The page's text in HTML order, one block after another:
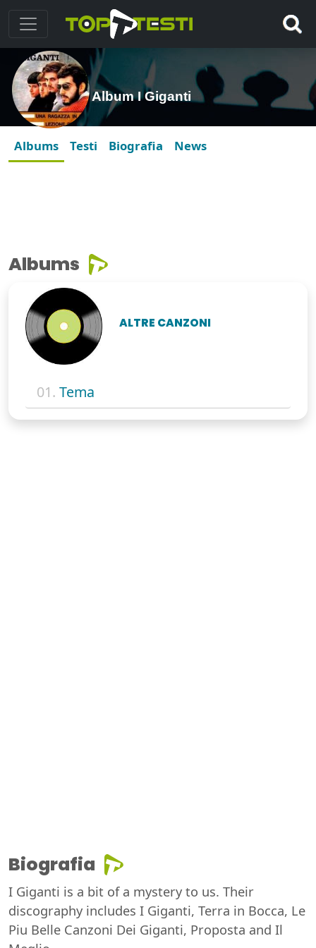
Album I Giganti
Albums Testi Biografia News
Albums
ALTRE CANZONI
01. Tema
Biografia
I Giganti is a bit of a mystery to us. Their
discography includes I Giganti, Terra in Bocca, Le
Piu Belle Canzoni Dei Giganti, Proposta and Il